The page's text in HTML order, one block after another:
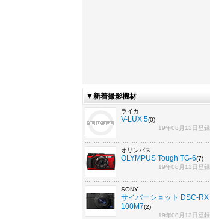
▼新着撮影機材
ライカ
V-LUX 5(0)
19年08月13日登録
オリンパス
OLYMPUS Tough TG-6(7)
19年08月13日登録
SONY
サイバーショット DSC-RX
100M7(2)
19年08月13日登録